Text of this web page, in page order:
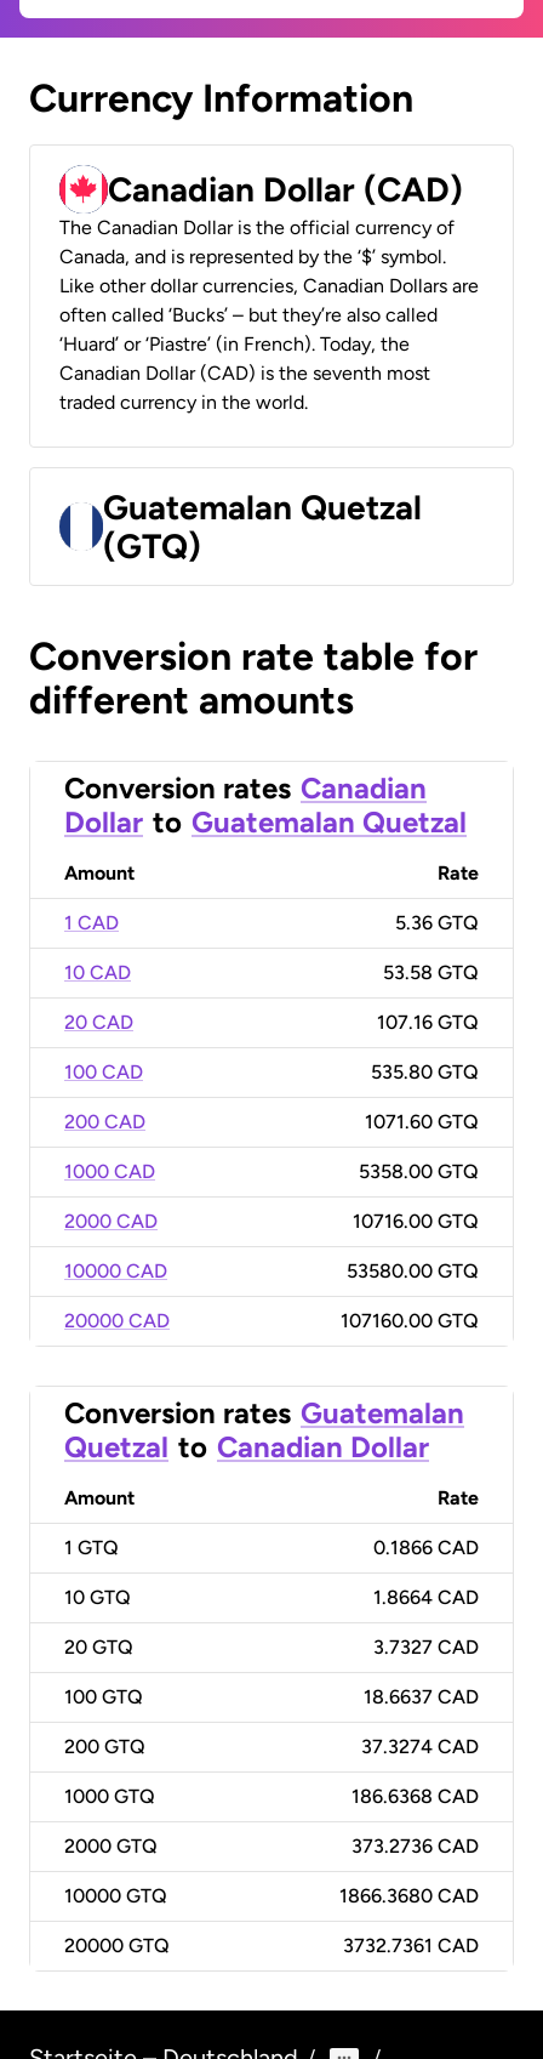
Currency Information
Canadian Dollar (CAD)
The Canadian Dollar is the official currency of
Canada, and is represented by the ‘$’ symbol.
Like other dollar currencies, Canadian Dollars are
often called ‘Bucks’ – but they’re also called
‘Huard’ or ‘Piastre’ (in French). Today, the
Canadian Dollar (CAD) is the seventh most
traded currency in the world.
Guatemalan Quetzal
(GTQ)
Conversion rate table for
different amounts
Conversion rates Canadian
Dollar to Guatemalan Quetzal
Amount Rate
1 CAD 5.36 GTQ
10 CAD 53.58 GTQ
20 CAD 107.16 GTQ
100 CAD 535.80 GTQ
200 CAD 1071.60 GTQ
1000 CAD 5358.00 GTQ
2000 CAD 10716.00 GTQ
10000 CAD 53580.00 GTQ
20000 CAD 107160.00 GTQ
Conversion rates Guatemalan
Quetzal to Canadian Dollar
Amount Rate
1 GTQ 0.1866 CAD
10 GTQ 1.8664 CAD
20 GTQ 3.7327 CAD
100 GTQ 18.6637 CAD
200 GTQ 37.3274 CAD
1000 GTQ 186.6368 CAD
2000 GTQ 373.2736 CAD
10000 GTQ 1866.3680 CAD
20000 GTQ 3732.7361 CAD